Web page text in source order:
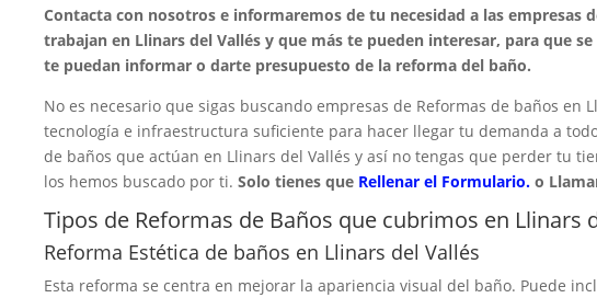
Contacta con nosotros e informaremos de tu necesidad a las empresas
trabajan en Llinars del Vallés y que más te pueden interesar, para que
te puedan informar o darte presupuesto de la reforma del baño.
No es necesario que sigas buscando empresas de Reformas de baños en
tecnología e infraestructura suficiente para hacer llegar tu demanda a
de baños que actúan en Llinars del Vallés y así no tengas que perder tu
los hemos buscado por ti. Solo tienes que Rellenar el Formulario. o
Tipos de Reformas de Baños que cubrimos en Llinars
Reforma Estética de baños en Llinars del Vallés
Esta reforma se centra en mejorar la apariencia visual del baño. Puede